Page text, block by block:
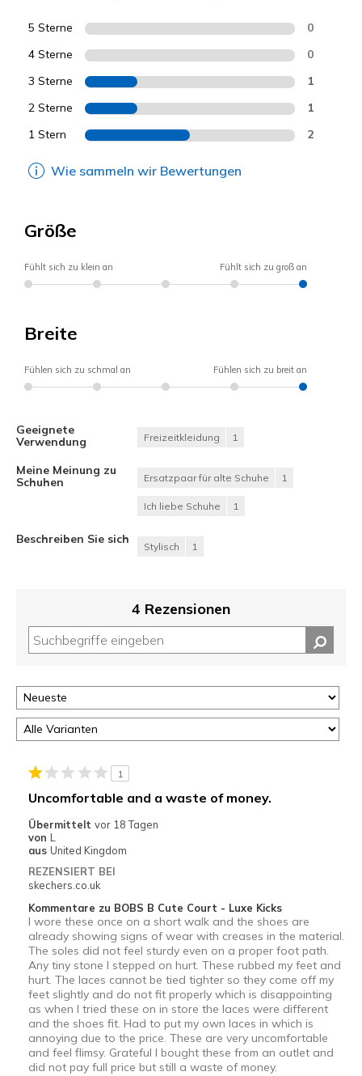
5 Sterne 0
4 Sterne 0
3 Sterne 1
2 Sterne 1
1 Stern 2
Wie sammeln wir Bewertungen
Größe
Fühlt sich zu klein an Fühlt sich zu groß an
Breite
Fühlen sich zu schmal an Fühlen sich zu breit an
Geeignete
Verwendung
Freizeitkleidung 1
Meine Meinung zu
Schuhen
Ersatzpaar für alte Schuhe 1
Ich liebe Schuhe 1
Beschreiben Sie sich
Stylisch 1
4 Rezensionen
1
Uncomfortable and a waste of money.
Übermittelt vor 18 Tagen
von L
aus United Kingdom
REZENSIERT BEI
skechers.co.uk
Kommentare zu BOBS B Cute Court - Luxe Kicks
I wore these once on a short walk and the shoes are
already showing signs of wear with creases in the material.
The soles did not feel sturdy even on a proper foot path.
Any tiny stone I stepped on hurt. These rubbed my feet and
hurt. The laces cannot be tied tighter so they come off my
feet slightly and do not fit properly which is disappointing
as when I tried these on in store the laces were different
and the shoes fit. Had to put my own laces in which is
annoying due to the price. These are very uncomfortable
and feel flimsy. Grateful I bought these from an outlet and
did not pay full price but still a waste of money.